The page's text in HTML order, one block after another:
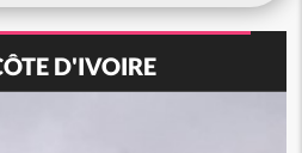
D'IVOIRE